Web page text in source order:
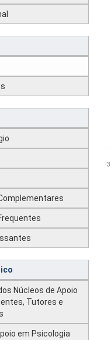
Núcleos de Apoio
Tutores e
em Psicologia